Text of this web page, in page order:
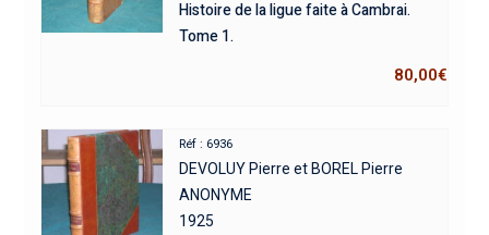
Histoire de la ligue faite à Cambrai.
Tome 1.
80,00€
Réf : 6936
DEVOLUY Pierre et BOREL Pierre
ANONYME
1925